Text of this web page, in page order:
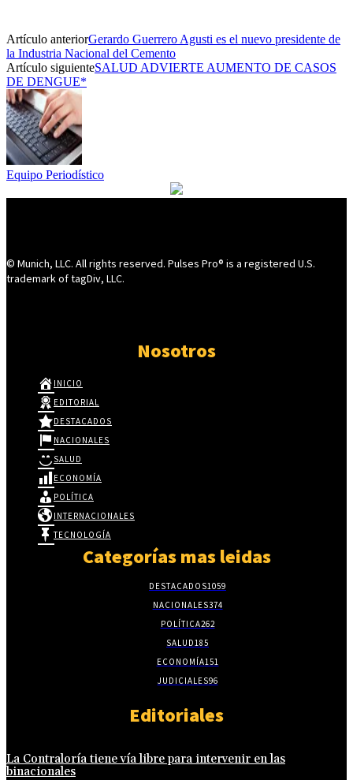
Artículo anteriorGerardo Guerrero Agusti es el nuevo presidente de
la Industria Nacional del Cemento
Artículo siguienteSALUD ADVIERTE AUMENTO DE CASOS
DE DENGUE*
Equipo Periodístico
© Munich, LLC. All rights reserved. Pulses Pro® is a registered U.S.
trademark of tagDiv, LLC.
Nosotros
INICIO
EDITORIAL
DESTACADOS
NACIONALES
SALUD
ECONOMÍA
POLÍTICA
INTERNACIONALES
TECNOLOGÍA
Categorías mas leidas
DESTACADOS1059
NACIONALES374
POLÍTICA262
SALUD185
ECONOMÍA151
JUDICIALES96
Editoriales
La Contraloría tiene vía libre para intervenir en las
binacionales